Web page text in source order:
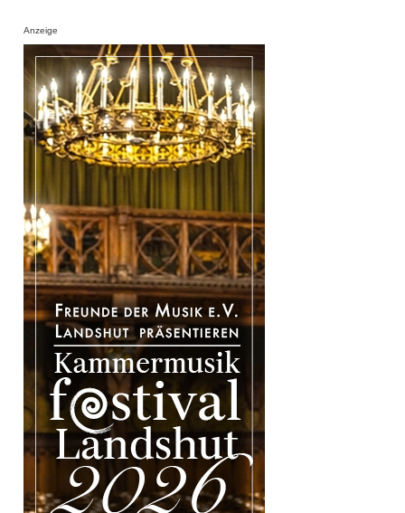
Anzeige